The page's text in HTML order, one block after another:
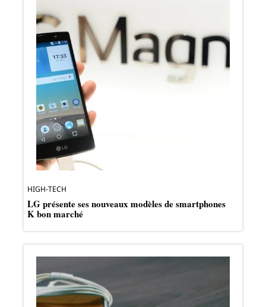
HIGH-TECH
LG présente ses nouveaux modèles de smartphones
K bon marché